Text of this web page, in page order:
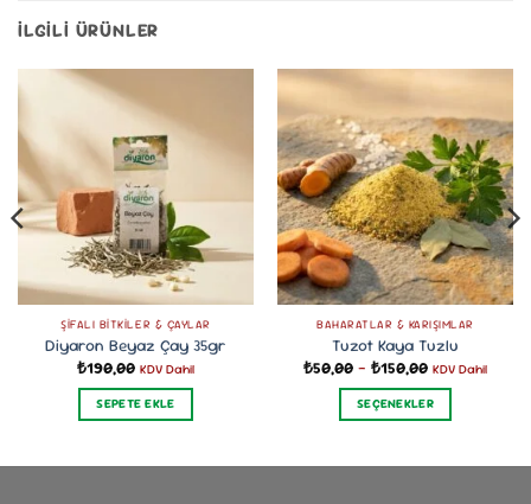
İLGILI ÜRÜNLER
ŞIFALI BITKILER & ÇAYLAR
Diyaron Beyaz Çay 35gr
₺190,00 KDV Dahil
SEPETE EKLE
BAHARATLAR & KARIŞIMLAR
Tuzot Kaya Tuzlu
₺50,00 – ₺150,00Fiyat
₺50,00
-
₺150,00
KDV Dahil
SEÇENEKLER